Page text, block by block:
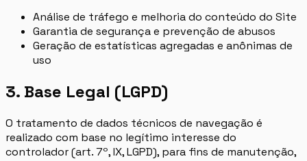
Análise de tráfego e melhoria do conteúdo do Site
Garantia de segurança e prevenção de abusos
Geração de estatísticas agregadas e anônimas de
uso
3. Base Legal (LGPD)
O tratamento de dados técnicos de navegação é
realizado com base no legítimo interesse do
controlador (art. 7º, IX, LGPD), para fins de manutenção,